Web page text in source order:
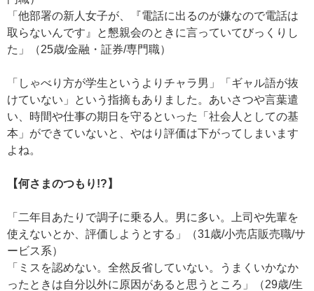
「他部署の新人女子が、『電話に出るのが嫌なので電話は
取らないんです』と懇親会のときに言っていてびっくりし
た」（25歳/金融・証券/専門職）
「しゃべり方が学生というよりチャラ男」「ギャル語が抜
けていない」という指摘もありました。あいさつや言葉遣
い、時間や仕事の期日を守るといった「社会人としての基
本」ができていないと、やはり評価は下がってしまいます
よね。
【何さまのつもり!?】
「二年目あたりで調子に乗る人。男に多い。上司や先輩を
使えないとか、評価しようとする」（31歳/小売店販売職/サ
ービス系）
「ミスを認めない。全然反省していない。うまくいかなか
ったときは自分以外に原因があると思うところ」（29歳/生